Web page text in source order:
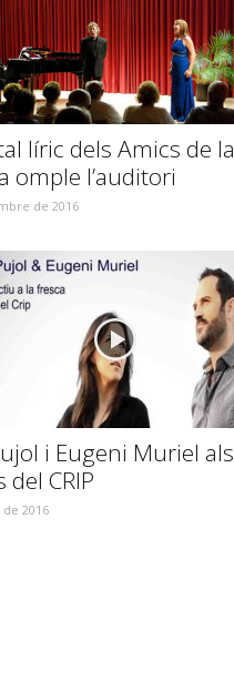
líric dels Amics de la
omple l’auditori
de 2016
i Eugeni Muriel als
CRIP
2016